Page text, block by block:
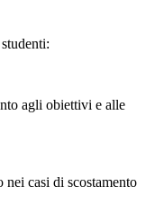
agli obiettivi e alle
casi di scostamento